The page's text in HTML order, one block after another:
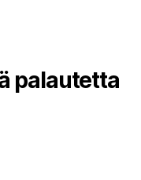
palautetta